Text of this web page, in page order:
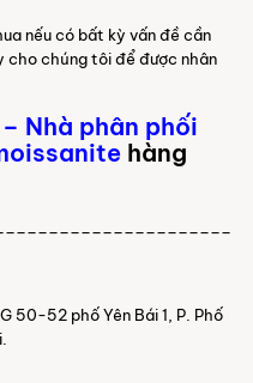
nếu có bất kỳ vấn đề cần
cho chúng tôi để được nhân
– Nhà phân phối
hàng
50-52 phố Yên Bái 1, P. Phố